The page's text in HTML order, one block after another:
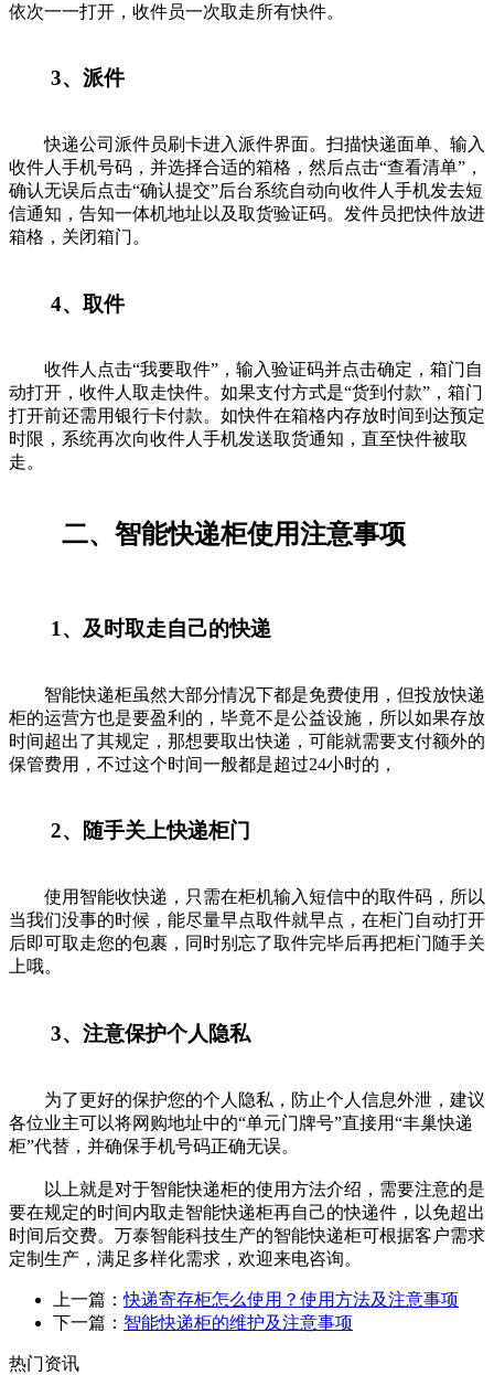
依次一一打开，收件员一次取走所有快件。
3、派件
快递公司派件员刷卡进入派件界面。扫描快递面单、输入
收件人手机号码，并选择合适的箱格，然后点击“查看清单”，
确认无误后点击“确认提交”后台系统自动向收件人手机发去短
信通知，告知一体机地址以及取货验证码。发件员把快件放进
箱格，关闭箱门。
4、取件
收件人点击“我要取件”，输入验证码并点击确定，箱门自
动打开，收件人取走快件。如果支付方式是“货到付款”，箱门
打开前还需用银行卡付款。如快件在箱格内存放时间到达预定
时限，系统再次向收件人手机发送取货通知，直至快件被取
走。
二、智能快递柜使用注意事项
1、及时取走自己的快递
智能快递柜虽然大部分情况下都是免费使用，但投放快递
柜的运营方也是要盈利的，毕竟不是公益设施，所以如果存放
时间超出了其规定，那想要取出快递，可能就需要支付额外的
保管费用，不过这个时间一般都是超过24小时的，
2、随手关上快递柜门
使用智能收快递，只需在柜机输入短信中的取件码，所以
当我们没事的时候，能尽量早点取件就早点，在柜门自动打开
后即可取走您的包裹，同时别忘了取件完毕后再把柜门随手关
上哦。
3、注意保护个人隐私
为了更好的保护您的个人隐私，防止个人信息外泄，建议
各位业主可以将网购地址中的“单元门牌号”直接用“丰巢快递
柜”代替，并确保手机号码正确无误。
以上就是对于智能快递柜的使用方法介绍，需要注意的是
要在规定的时间内取走智能快递柜再自己的快递件，以免超出
时间后交费。万泰智能科技生产的智能快递柜可根据客户需求
定制生产，满足多样化需求，欢迎来电咨询。
上一篇：快递寄存柜怎么使用？使用方法及注意事项
下一篇： 智能快递柜的维护及注意事项
热门资讯